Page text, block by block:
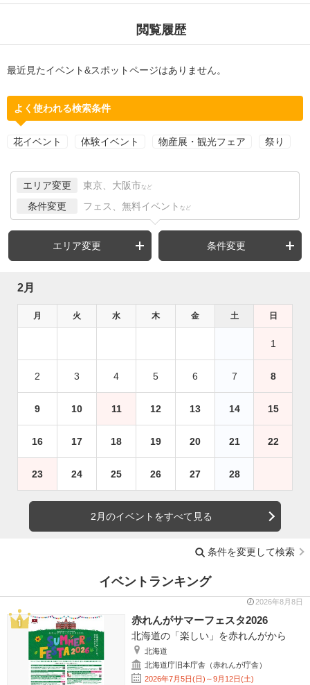
閲覧履歴
最近見たイベント&スポットページはありません。
よく使われる検索条件
花イベント 体験イベント 物産展・観光フェア 祭り
エリア変更 東京、大阪市 など
条件変更 フェス、無料イベント など
エリア変更 条件変更
2月
月 火 水 木 金 土 日
1
2 3 4 5 6 7 8
9 10 11 12 13 14 15
16 17 18 19 20 21 22
23 24 25 26 27 28
2月のイベントをすべて見る
条件を変更して検索
イベントランキング
2026年8月8日
赤れんがサマーフェスタ2026
北海道の「楽しい」を赤れんがから
北海道
北海道庁旧本庁舎（赤れんが庁舎）
2026年7月5日(日)～9月12日(土)